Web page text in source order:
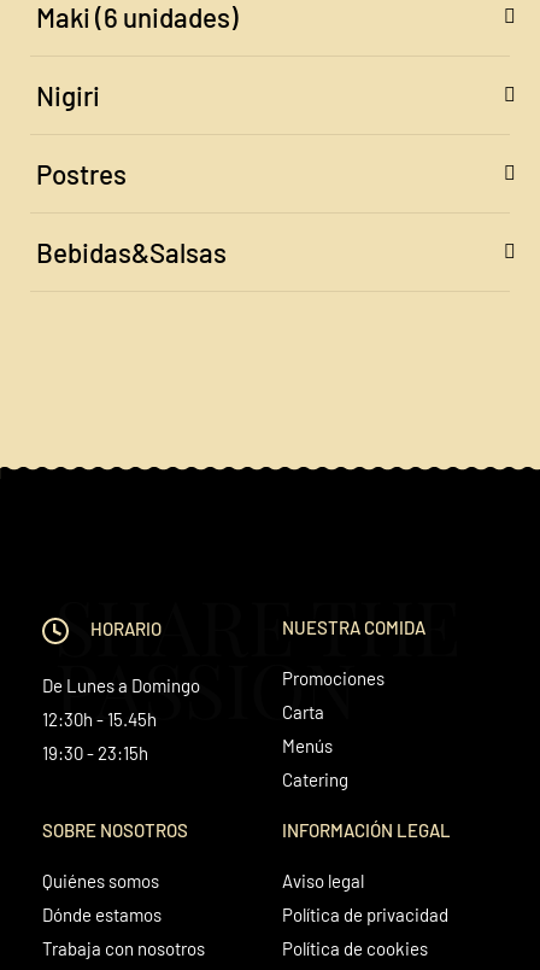
Maki (6 unidades)
Nigiri
Postres
Bebidas&Salsas
SHARE THE
PASSION
HORARIO
De Lunes a Domingo
12:30h - 15.45h
19:30 - 23:15h
NUESTRA COMIDA
Promociones
Carta
Menús
Catering
SOBRE NOSOTROS
Quiénes somos
Dónde estamos
Trabaja con nosotros
INFORMACIÓN LEGAL
Aviso legal
Política de privacidad
Política de cookies